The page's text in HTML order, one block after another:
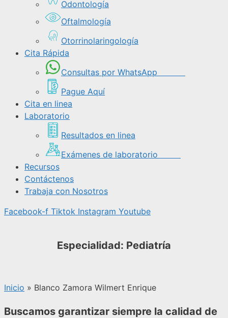
Odontología
Oftalmología
Otorrinolaringología
Cita Rápida
Consultas por WhatsApp
Pague Aquí
Cita en linea
Laboratorio
Resultados en linea
Exámenes de laboratorio
Recursos
Contáctenos
Trabaja con Nosotros
Facebook-f Tiktok Instagram Youtube
Especialidad: Pediatría
Inicio » Blanco Zamora Wilmert Enrique
Buscamos garantizar siempre la calidad de